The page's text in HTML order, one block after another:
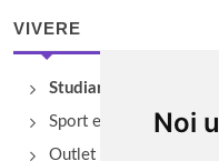
Noi
VIVERE
Studiare
Sport e Benessere
Outlet e spacci aziendali